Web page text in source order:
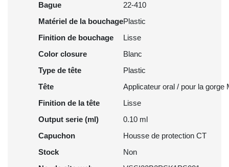
Bague
22-410
Matériel de la bouchagePlastic
Finition de bouchage
Lisse
Color closure
Blanc
Type de tête
Plastic
Tête
Applicateur oral / pour la gorge
Finition de la tête
Lisse
Output serie (ml)
0.10 ml
Capuchon
Housse de protection CT
Stock
Non